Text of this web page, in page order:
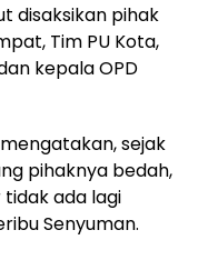
disaksikan pihak
Tim PU Kota,
kepala OPD
sejak
pihaknya bedah,
ada lagi
Senyuman.